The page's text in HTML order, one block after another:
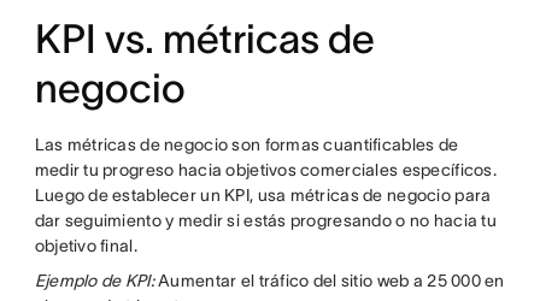
KPI vs. métricas de
negocio
Las métricas de negocio son formas cuantificables de
medir tu progreso hacia objetivos comerciales específicos.
Luego de establecer un KPI, usa métricas de negocio para
dar seguimiento y medir si estás progresando o no hacia tu
objetivo final.
Ejemplo de KPI:Aumentar el tráfico del sitio web a 25 000 en